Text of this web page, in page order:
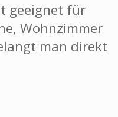
geeignet für
Wohnzimmer
man direkt